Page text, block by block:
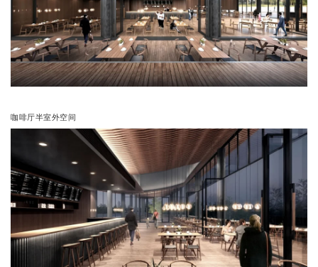
咖啡厅半室外空间